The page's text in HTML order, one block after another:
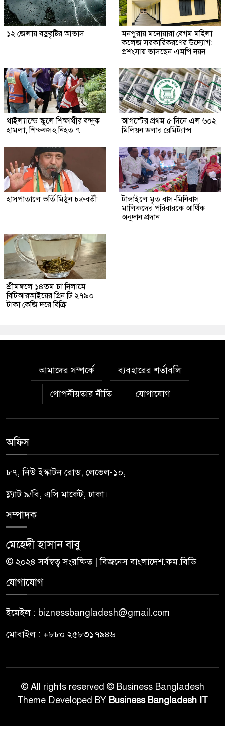
১২ জেলায় বজ্রবৃষ্টির আভাস
মনপুরায় মনোয়ারা বেগম মহিলা
কলেজ সরকারিকরণের উদ্যোগ:
প্রশংসায় ভাসছেন এমপি নয়ন
থাইল্যান্ডে স্কুলে শিক্ষার্থীর বন্দুক
হামলা, শিক্ষকসহ নিহত ৭
আগস্টের প্রথম ৫ দিনে এল ৬০২
মিলিয়ন ডলার রেমিট্যান্স
হাসপাতালে ভর্তি মিঠুন চক্রবর্তী
টাঙ্গাইলে মৃত বাস-মিনিবাস
মালিকদের পরিবারকে আর্থিক
অনুদান প্রদান
শ্রীমঙ্গলে ১৪তম চা নিলামে
বিটিআরআইয়ের গ্রিন টি ২৭৯০
টাকা কেজি দরে বিক্রি
আমাদের সম্পর্কে ব্যবহারের শর্তাবলি
গোপনীয়তার নীতি যোগাযোগ
অফিস
৮৭, নিউ ইস্কাটন রোড, লেভেল-১০,
ফ্ল্যাট ৯/বি, এসি মার্কেট, ঢাকা।
সম্পাদক
মেহেদী হাসান বাবু
© ২০২৪ সর্বস্বত্ব সংরক্ষিত | বিজনেস বাংলাদেশ.কম.বিডি
যোগাযোগ
ইমেইল : biznessbangladesh@gmail.com
মোবাইল : +৮৮০ ২৫৮৩১৭৯৪৬
© All rights reserved © Business Bangladesh
Theme Developed BY Business Bangladesh IT